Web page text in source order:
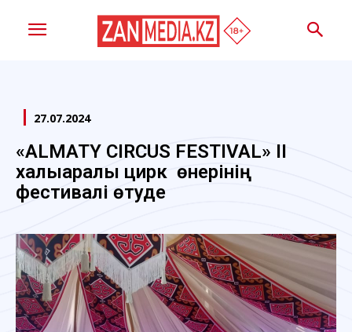
27.07.2024
«ALMATY CIRCUS FESTIVAL» II
халықаралық цирк өнерінің
фестивалі өтуде